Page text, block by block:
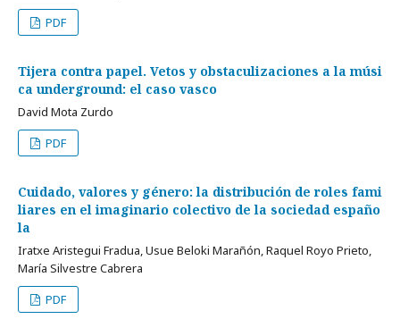
PDF
Tijera contra papel. Vetos y obstaculizaciones a la músi
ca underground: el caso vasco
David Mota Zurdo
PDF
Cuidado, valores y género: la distribución de roles fami
liares en el imaginario colectivo de la sociedad españo
la
Iratxe Aristegui Fradua, Usue Beloki Marañón, Raquel Royo Prieto,
María Silvestre Cabrera
PDF